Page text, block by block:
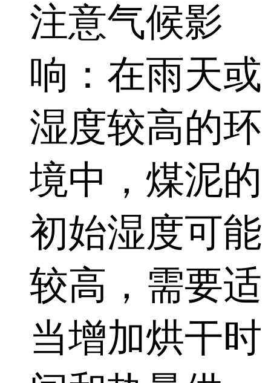
注意气候影
响：在雨天或
湿度较高的环
境中，煤泥的
初始湿度可能
较高，需要适
当增加烘干时